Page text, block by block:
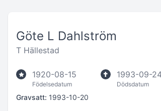
Göte L Dahlström
T Hällestad
1920-08-15
Födelsedatum
1993-09-
Dödsdatum
Gravsatt: 1993-10-20